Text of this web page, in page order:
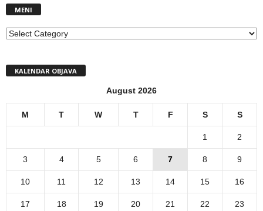
MENI
MENI
KALENDAR OBJAVA
August 2026
M T W T F S S
1 2
3 4 5 6 7 8 9
10 11 12 13 14 15 16
17 18 19 20 21 22 23